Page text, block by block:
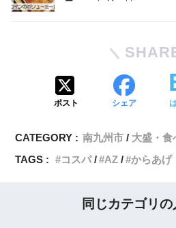
ポスト シェア
CATEGORY : 南九州市
大盛・食
TAGS :
コスパ AZ からあげ
同じカテゴリ